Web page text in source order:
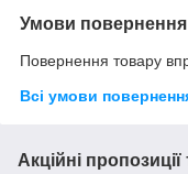
Умови повернення
Повернення товару
Всі умови
Акційні